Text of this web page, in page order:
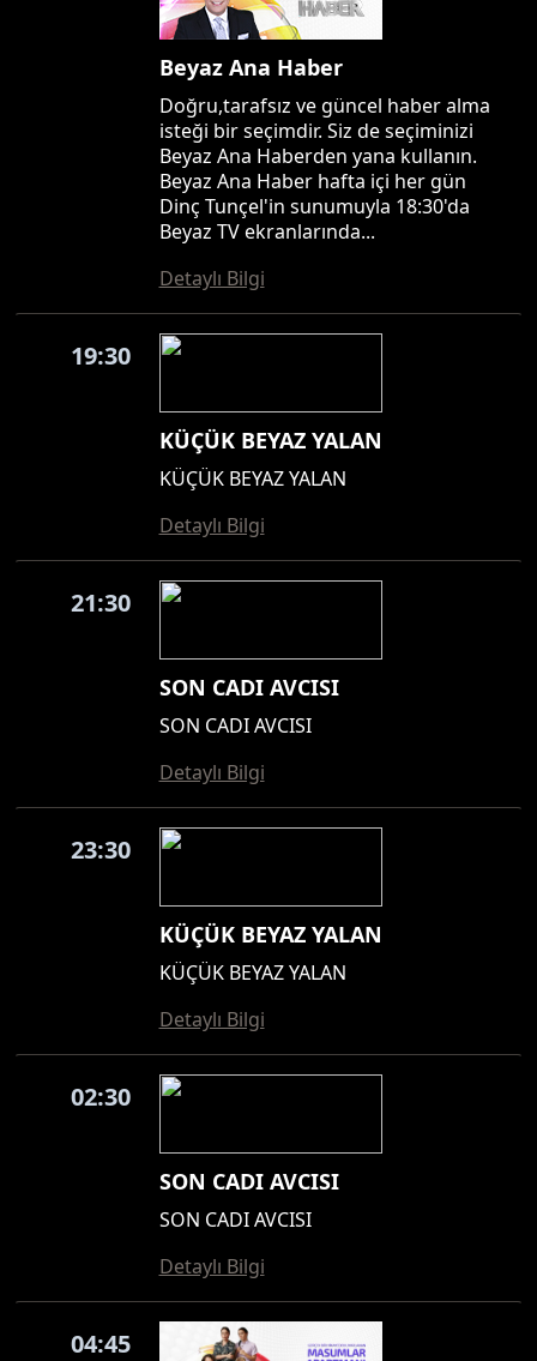
Beyaz Ana Haber
Doğru,tarafsız ve güncel haber alma
isteği bir seçimdir. Siz de seçiminizi
Beyaz Ana Haberden yana kullanın.
Beyaz Ana Haber hafta içi her gün
Dinç Tunçel'in sunumuyla 18:30'da
Beyaz TV ekranlarında...
Detaylı Bilgi
19:30
KÜÇÜK BEYAZ YALAN
KÜÇÜK BEYAZ YALAN
Detaylı Bilgi
21:30
SON CADI AVCISI
SON CADI AVCISI
Detaylı Bilgi
23:30
KÜÇÜK BEYAZ YALAN
KÜÇÜK BEYAZ YALAN
Detaylı Bilgi
02:30
SON CADI AVCISI
SON CADI AVCISI
Detaylı Bilgi
04:45